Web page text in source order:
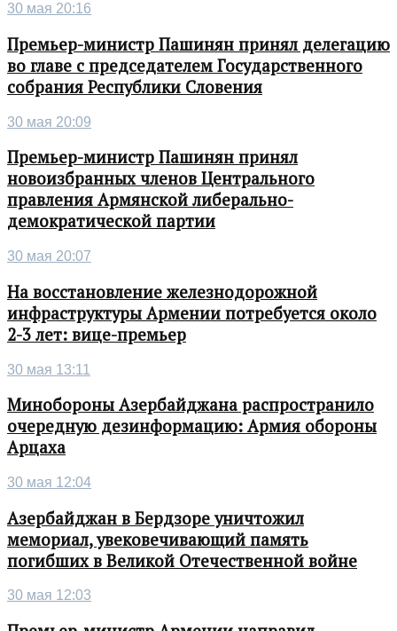
30 мая 20:16
Премьер-министр Пашинян принял делегацию
во главе с председателем Государственного
собрания Республики Словения
30 мая 20:09
Премьер-министр Пашинян принял
новоизбранных членов Центрального
правления Армянской либерально-
демократической партии
30 мая 20:07
На восстановление железнодорожной
инфраструктуры Армении потребуется около
2-3 лет: вице-премьер
30 мая 13:11
Минобороны Азербайджана распространило
очередную дезинформацию: Армия обороны
Арцаха
30 мая 12:04
Азербайджан в Бердзоре уничтожил
мемориал, увековечивающий память
погибших в Великой Отечественной войне
30 мая 12:03